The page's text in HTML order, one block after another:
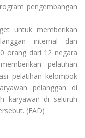
pengembangan
untuk memberikan
internal dan
orang dari 12 negara
pelatihan
pelatihan kelompok
pelanggan di
karyawan di seluruh
(FAD)